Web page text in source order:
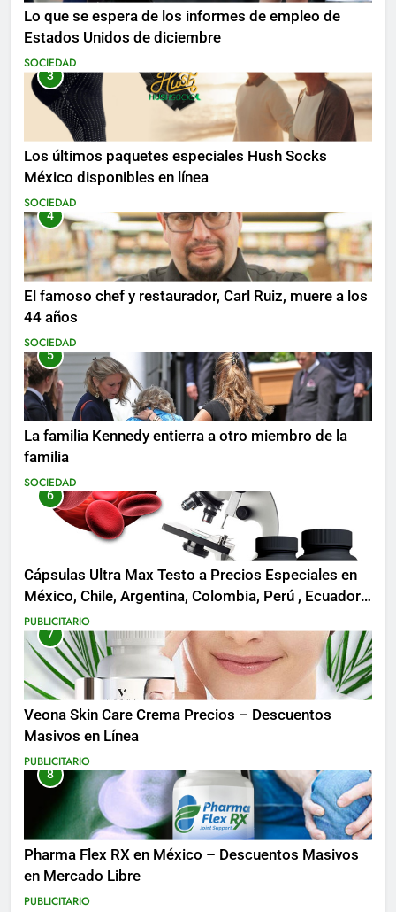
Lo que se espera de los informes de empleo de
Estados Unidos de diciembre
SOCIEDAD
3
Los últimos paquetes especiales Hush Socks
México disponibles en línea
SOCIEDAD
4
El famoso chef y restaurador, Carl Ruiz, muere a los
44 años
SOCIEDAD
5
La familia Kennedy entierra a otro miembro de la
familia
SOCIEDAD
6
Cápsulas Ultra Max Testo a Precios Especiales en
México, Chile, Argentina, Colombia, Perú , Ecuador,
Costa Rica y Más
PUBLICITARIO
7
Veona Skin Care Crema Precios – Descuentos
Masivos en Línea
PUBLICITARIO
8
Pharma Flex RX en México – Descuentos Masivos
en Mercado Libre
PUBLICITARIO